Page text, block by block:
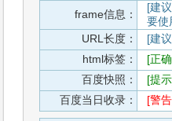
frame信息：
[建
要使
URL长度：
[建
html标签：
[正
百度快照：
[提
百度当日收录：
[警